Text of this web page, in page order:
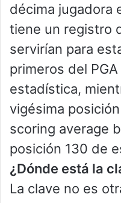
décima jugadora
tiene un registro
servirían para
primeros del
estadística,
vigésima
scoring average
posición 130 de
¿Dónde está la
La clave no es